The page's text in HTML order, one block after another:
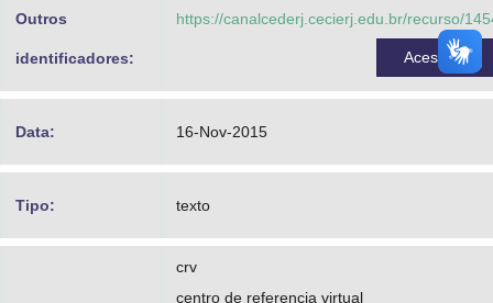
Outros
identificadores:
https://canalcederj.cecierj.edu.br/recurso/
Acessar
Data: 16-Nov-2015
Tipo: texto
crv
centro de referencia virtual